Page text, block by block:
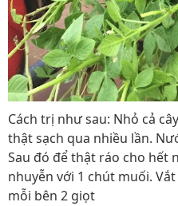
Cách trị như sau: Nhỏ cả
thật sạch qua nhiều lần.
Sau đó để thật ráo cho hết
nhuyễn với 1 chút muối.
mỗi bên 2 giọt